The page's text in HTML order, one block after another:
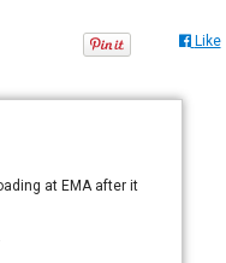
Like
at EMA after it